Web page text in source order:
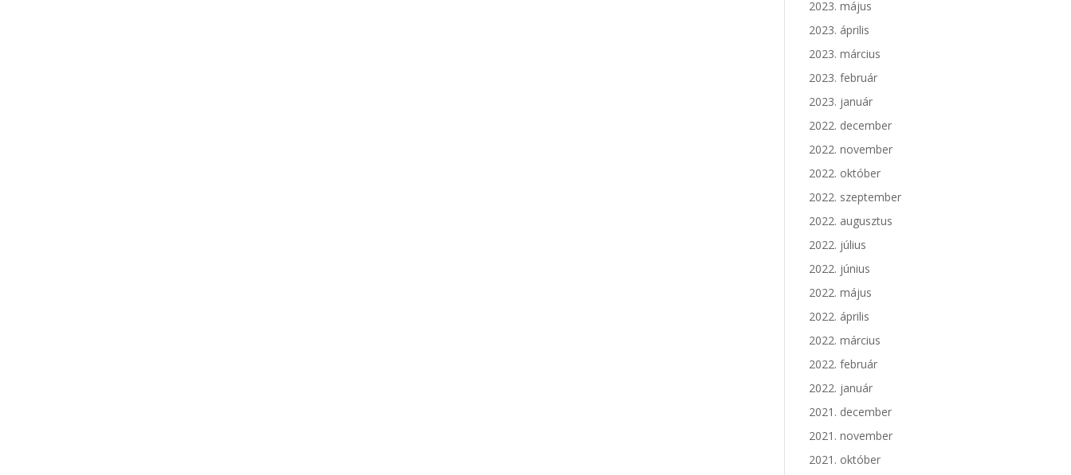
2023. május
2023. április
2023. március
2023. február
2023. január
2022. december
2022. november
2022. október
2022. szeptember
2022. augusztus
2022. július
2022. június
2022. május
2022. április
2022. március
2022. február
2022. január
2021. december
2021. november
2021. október